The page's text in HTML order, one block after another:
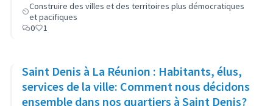
Construire des villes et des territoires plus démocratiques
et pacifiques
0
1
Saint Denis à La Réunion : Habitants, élus,
services de la ville: Comment nous décidons
ensemble dans nos quartiers à Saint Denis?